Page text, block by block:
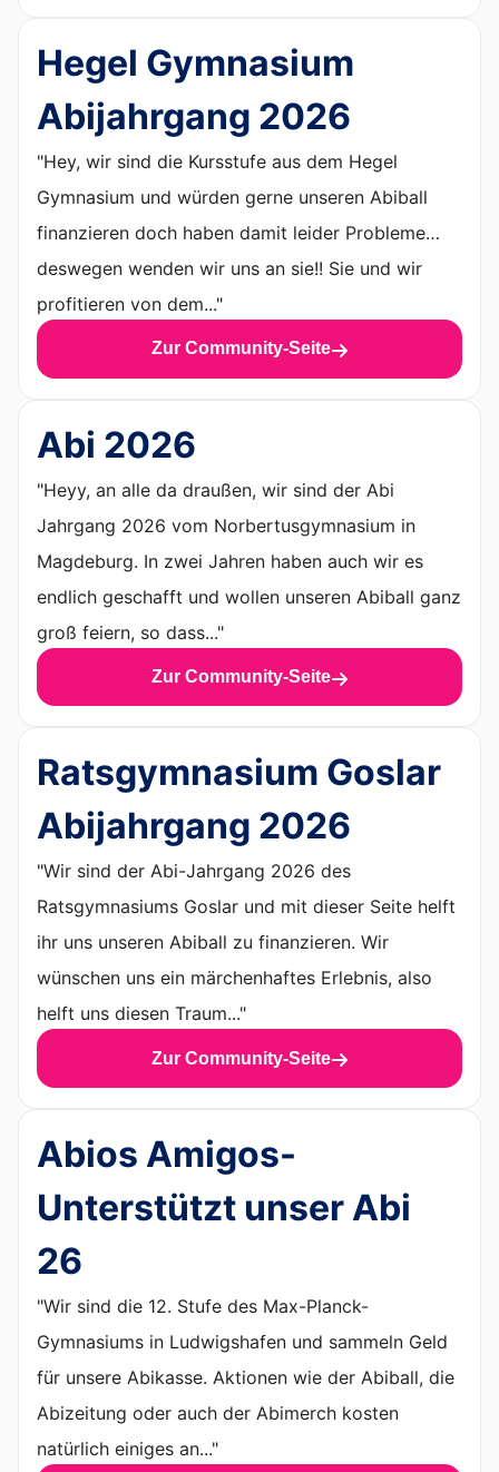
Hegel Gymnasium
Abijahrgang 2026
"Hey, wir sind die Kursstufe aus dem Hegel
Gymnasium und würden gerne unseren Abiball
finanzieren doch haben damit leider Probleme…
deswegen wenden wir uns an sie!! Sie und wir
profitieren von dem..."
Zur Community-Seite
Abi 2026
"Heyy, an alle da draußen, wir sind der Abi
Jahrgang 2026 vom Norbertusgymnasium in
Magdeburg. In zwei Jahren haben auch wir es
endlich geschafft und wollen unseren Abiball ganz
groß feiern, so dass..."
Zur Community-Seite
Ratsgymnasium Goslar
Abijahrgang 2026
"Wir sind der Abi-Jahrgang 2026 des
Ratsgymnasiums Goslar und mit dieser Seite helft
ihr uns unseren Abiball zu finanzieren. Wir
wünschen uns ein märchenhaftes Erlebnis, also
helft uns diesen Traum..."
Zur Community-Seite
Abios Amigos-
Unterstützt unser Abi
26
"Wir sind die 12. Stufe des Max-Planck-
Gymnasiums in Ludwigshafen und sammeln Geld
für unsere Abikasse. Aktionen wie der Abiball, die
Abizeitung oder auch der Abimerch kosten
natürlich einiges an..."